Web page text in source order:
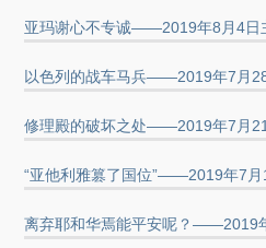
亚玛谢心不专诚——2019年8月4日
以色列的战车马兵——2019年7月
修理殿的破坏之处——2019年7月
“亚他利雅篡了国位”——2019年7
离弃耶和华焉能平安呢？——2019